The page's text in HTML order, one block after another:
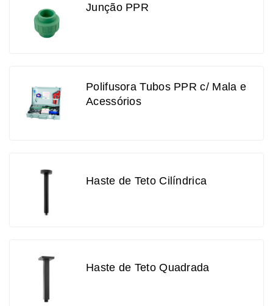
Junção PPR
Polifusora Tubos PPR c/ Mala e
Acessórios
Haste de Teto Cilíndrica
Haste de Teto Quadrada